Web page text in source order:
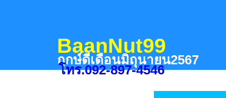
BaanNut99
โทร.092-897-4546
ฤกษ์ดีเดือนมิถุนายน2567